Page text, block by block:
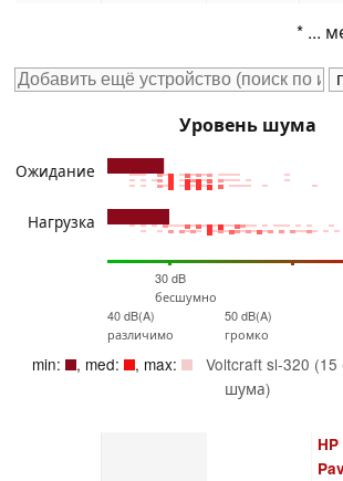
* ...
Уровень шума
Ожидание
Нагрузка
30 dB
бесшумно
40 dB(A)
различимо
50 dB(A)
громко
min: , med: , max:
Voltcraft sl-320
шума)
HP